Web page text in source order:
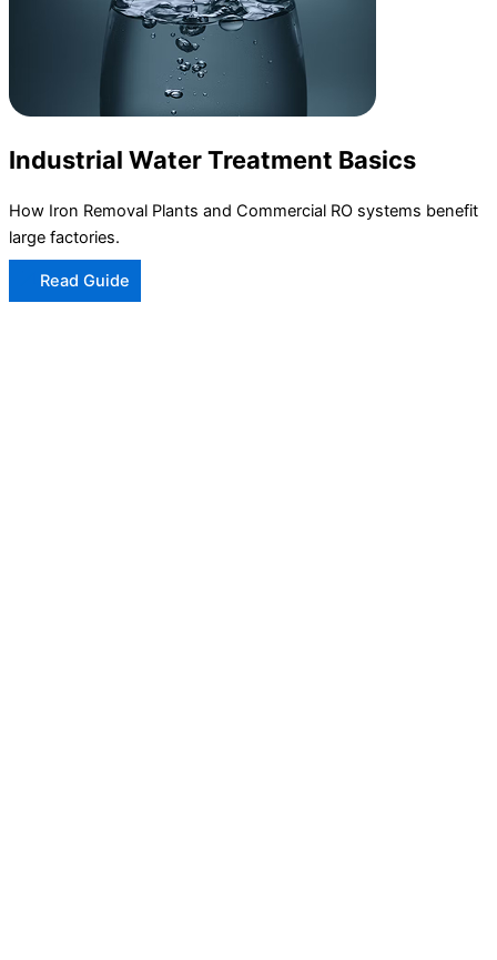
Industrial Water Treatment Basics
How Iron Removal Plants and Commercial RO systems benefit
large factories.
Read Guide